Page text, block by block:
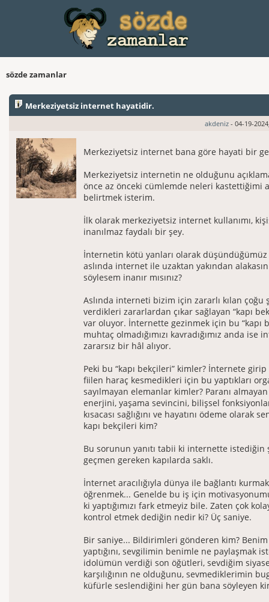
sözde zamanlar
Merkeziyetsiz internet hayatidir.
akdeniz - 04-19-
Merkeziyetsiz internet bana göre hayati bir
Merkeziyetsiz internetin ne olduğunu
önce az önceki cümlemde neleri kastettiğimi
belirtmek isterim.
İlk olarak merkeziyetsiz internet kullanımı,
inanılmaz faydalı bir şey.
İnternetin kötü yanları olarak
aslında internet ile uzaktan yakından
söylesem inanır mısınız?
Aslında interneti bizim için zararlı kılan çoğu
verdikleri zararlardan çıkar sağlayan “kapı
var oluyor. İnternette gezinmek için bu “kapı
muhtaç olmadığımızı kavradığımız anda ise
zararsız bir hâl alıyor.
Peki bu “kapı bekçileri” kimler? İnternete
fiilen haraç kesmedikleri için bu yaptıkları
sayılmayan elemanlar kimler? Paranı almayan
enerjini, yaşama sevincini, bilişsel
kısacası sağlığını ve hayatını ödeme olarak
kapı bekçileri kim?
Bu sorunun yanıtı tabii ki internette istediğin
geçmen gereken kapılarda saklı.
İnternet aracılığıyla dünya ile bağlantı
öğrenmek... Genelde bu iş için
ki yaptığımızı fark etmeyiz bile. Zaten çok
kontrol etmek dediğin nedir ki? Üç saniye.
Bir saniye... Bildirimleri gönderen kim? Benim
yaptığını, sevgilimin benimle ne paylaşmak
idolümün verdiği son öğütleri, sevdiğim
karşılığının ne olduğunu, sevmediklerimin
küfürle seslendiğini her gün bana söyleyen